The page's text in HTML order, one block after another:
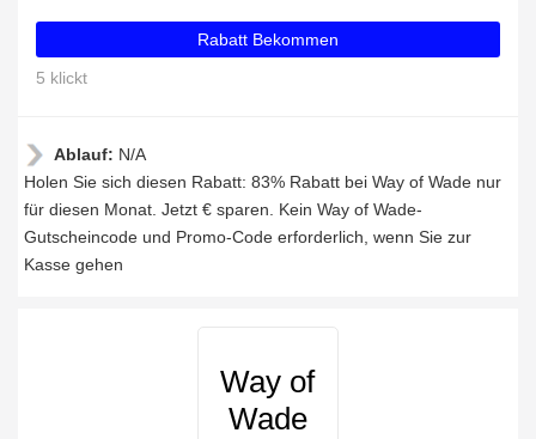
Rabatt Bekommen
5 klickt
Ablauf: N/A
Holen Sie sich diesen Rabatt: 83% Rabatt bei Way of Wade nur
für diesen Monat. Jetzt € sparen. Kein Way of Wade-
Gutscheincode und Promo-Code erforderlich, wenn Sie zur
Kasse gehen
Way of
Wade